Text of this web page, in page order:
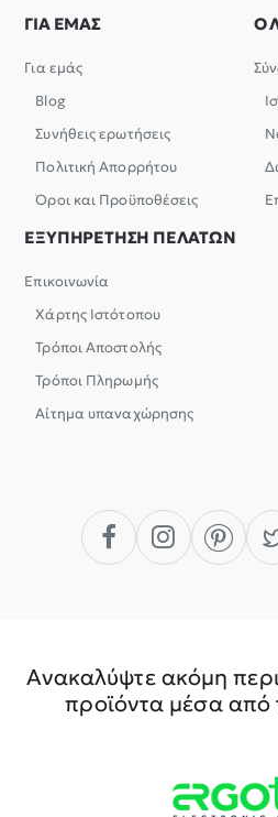
ΓΙΑ ΕΜΑΣ
Για εμάς
Blog
Συνήθεις ερωτήσεις
Πολιτική Απορρήτου
Όροι και Προϋποθέσεις
Ο
ΕΞΥΠΗΡΕΤΗΣΗ ΠΕΛΑΤΩΝ
Επικοινωνία
Χάρτης Ιστότοπου
Τρόποι Αποστολής
Τρόποι Πληρωμής
Αίτημα υπαναχώρησης
Ανακαλύψτε ακόμη
προϊόντα μέσα από